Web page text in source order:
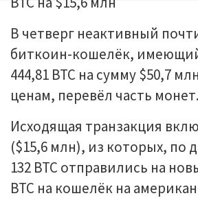
В четверг неактивный
биткоин-кошелёк,
444,81 BTC на сумму $50,7
ценам, перевёл часть монет.
Исходящая транзакция
($15,6 млн), из которых, по
132 BTC отправились на
BTC на кошелёк на